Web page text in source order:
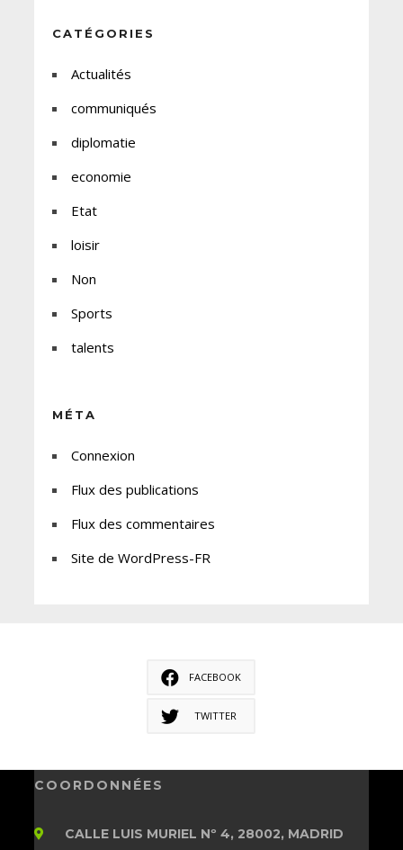
CATÉGORIES
Actualités
communiqués
diplomatie
economie
Etat
loisir
Non
Sports
talents
MÉTA
Connexion
Flux des publications
Flux des commentaires
Site de WordPress-FR
FACEBOOK
TWITTER
COORDONNÉES
CALLE LUIS MURIEL Nº 4, 28002, MADRID